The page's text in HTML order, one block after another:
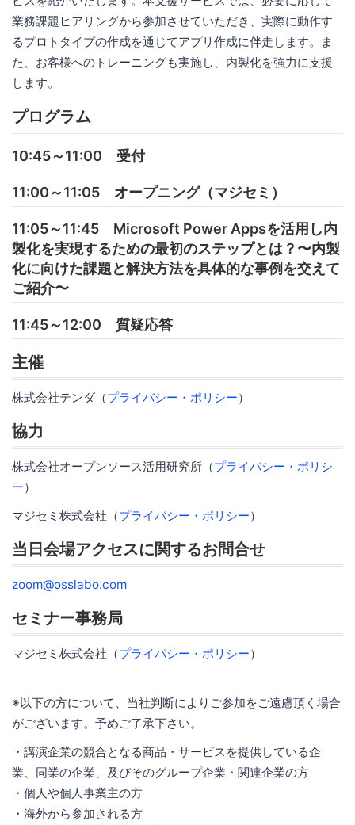
業務課題ヒアリングから参加させていただき、実際に動作す
るプロトタイプの作成を通じてアプリ作成に伴走します。ま
た、お客様へのトレーニングも実施し、内製化を強力に支援
します。
プログラム
10:45～11:00 受付
11:00～11:05 オープニング（マジセミ）
11:05～11:45 Microsoft Power Appsを活用し内
製化を実現するための最初のステップとは？〜内製
化に向けた課題と解決方法を具体的な事例を交えて
ご紹介〜
11:45～12:00 質疑応答
主催
株式会社テンダ（プライバシー・ポリシー）
協力
株式会社オープンソース活用研究所（プライバシー・ポリシ
ー）
マジセミ株式会社（プライバシー・ポリシー）
当日会場アクセスに関するお問合せ
zoom@osslabo.com
セミナー事務局
マジセミ株式会社（プライバシー・ポリシー）
※以下の方について、当社判断によりご参加をご遠慮頂く場合
がございます。予めご了承下さい。
・講演企業の競合となる商品・サービスを提供している企
業、同業の企業、及びそのグループ企業・関連企業の方
・個人や個人事業主の方
・海外から参加される方